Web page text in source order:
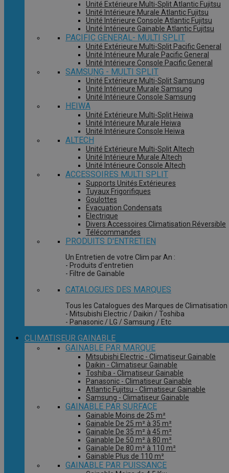
Unité Extérieure Multi-Split Atlantic Fujitsu
Unité Intérieure Murale Atlantic Fujitsu
Unité Intérieure Console Atlantic Fujitsu
Unité Intérieure Gainable Atlantic Fujitsu
PACIFIC GENERAL- MULTI SPLIT
Unité Extérieure Multi-Split Pacific General
Unité Intérieure Murale Pacific General
Unité Intérieure Console Pacific General
SAMSUNG - MULTI SPLIT
Unité Extérieure Multi-Split Samsung
Unité Intérieure Murale Samsung
Unité Intérieure Console Samsung
HEIWA
Unité Extérieure Multi-Split Heiwa
Unité Intérieure Murale Heiwa
Unité Intérieure Console Heiwa
ALTECH
Unité Extérieure Multi-Split Altech
Unité Intérieure Murale Altech
Unité Intérieure Console Altech
ACCESSOIRES MULTI SPLIT
Supports Unités Extérieures
Tuyaux Frigorifiques
Goulottes
Evacuation Condensats
Electrique
Divers Accessoires Climatisation Réversible
Télécommandes
PRODUITS D'ENTRETIEN
Un Entretien de votre Clim par An :
- Produits d'entretien
- Filtre de Gainable
CATALOGUES DES MARQUES
Tous les Catalogues des Marques de Climatisation
- Mitsubishi Electric / Daikin / Toshiba
- Panasonic / LG / Samsung / Etc
CLIMATISEUR GAINABLE
GAINABLE PAR MARQUE
Mitsubishi Electric - Climatiseur Gainable
Daikin - Climatiseur Gainable
Toshiba - Climatiseur Gainable
Panasonic - Climatiseur Gainable
Atlantic Fujitsu - Climatiseur Gainable
Samsung - Climatiseur Gainable
GAINABLE PAR SURFACE
Gainable Moins de 25 m²
Gainable De 25 m² à 35 m²
Gainable De 35 m² à 45 m²
Gainable De 50 m² à 80 m²
Gainable De 80 m² à 110 m²
Gainable Plus de 110 m²
GAINABLE PAR PUISSANCE